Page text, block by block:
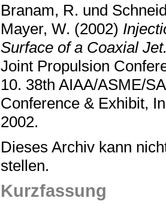
Branam, R. und
Mayer, W. (2002)
Surface of a Coaxial
Joint Propulsion
10. 38th AIAA/ASME/
Conference & Exhibit,
2002.
Dieses Archiv kann
stellen.
Kurzfassung